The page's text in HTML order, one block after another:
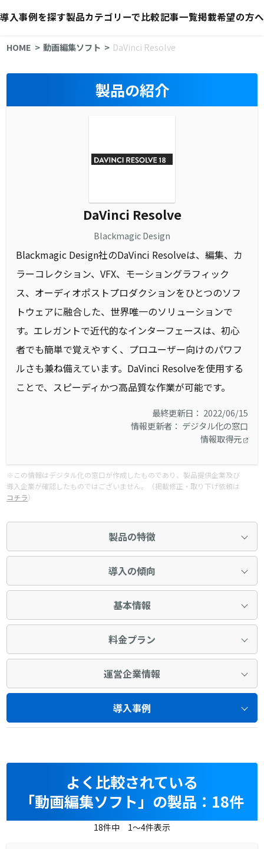
導入事例を探す製品カテゴリーで比較記事一覧掲載希望の方へ
HOME 動画編集ソフト DaVinci Resolve
製品の紹介
DaVinci Resolve
Blackmagic Design
Blackmagic Design社のDaVinci Resolveは、編集、カ
ラーコレクション、VFX、モーショングラフィック
ス、オーディオポストプロダクションをひとつのソフ
トウェアに融合した、世界唯一のソリューションで
す。エレガントで近代的なインターフェースは、初心
者でも簡単で覚えやすく、プロユーザー向けのパワフ
ルさも兼ね備えています。DaVinci Resolveを使用する
ことで、スピーディかつ高品質な作業が可能です。
最終更新日： 2022/06/15
情報更新者： デジタル化の窓口
情報取得元
※この情報はデジタル化の窓口が作成したものであり、製品提供企業及び
導入企業が確認したものではございません。（掲載修正・取り下げ依頼は
コチラ）
製品の特徴
導入の傾向
基本情報
料金プラン
運営企業情報
導入事例
よく比較されている
「動画編集ソフト」の製品：18件
18件中 1～4件表示